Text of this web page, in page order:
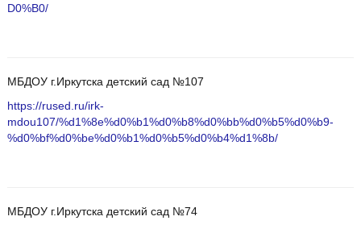
D0%B0/
МБДОУ г.Иркутска детский сад №107
https://rused.ru/irk-
mdou107/%d1%8e%d0%b1%d0%b8%d0%bb%d0%b5%d0%b9-
%d0%bf%d0%be%d0%b1%d0%b5%d0%b4%d1%8b/
МБДОУ г.Иркутска детский сад №74